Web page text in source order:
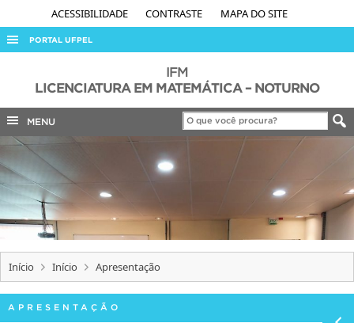
ACESSIBILIDADE CONTRASTE MAPA DO SITE
PORTAL UFPEL
AUDITORIA
COBALTO
CONCURSOS
EDITAIS
INTERNACIONAL
OUVIDORIA
PORTARIAS
TELEFONES
IFM
LICENCIATURA EM MATEMÁTICA – NOTURNO
MENU
Início Início Apresentação
APRESENTAÇÃO